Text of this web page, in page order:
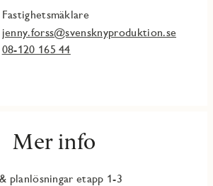
Fastighetsmäklare
jenny.forss@svensknyproduktion.se
08-120 165 44
Mer info
planlösningar etapp 1-3